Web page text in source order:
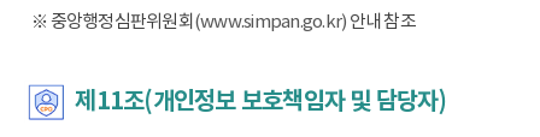
※ 중앙행정심판위원회(www.simpan.go.kr) 안내 참조
제11조(개인정보 보호책임자 및 담당자)